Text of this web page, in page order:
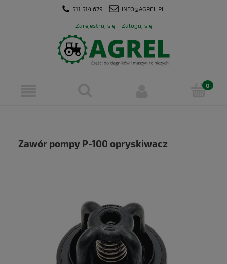
511 514 679 INFO@AGREL.PL
Zarejestruj się Zaloguj się
Zawór pompy P-100 opryskiwacz